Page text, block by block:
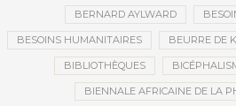
BERNARD AYLWARD
BESOINS HUMANITAIRES BEURRE DE
BIBLIOTHÈQUES
BIENNALE AFRICAINE DE LA